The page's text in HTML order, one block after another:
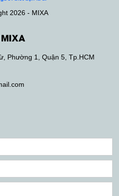
2026 - MIXA
Phường 1, Quận 5, Tp.HCM